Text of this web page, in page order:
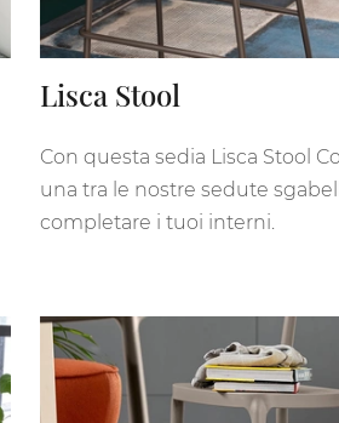
Lisca Stool
Con questa sedia Lisca Stool
una tra le nostre sedute
completare i tuoi interni.